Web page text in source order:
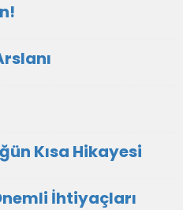
Kısa Hikayesi
İhtiyaçları